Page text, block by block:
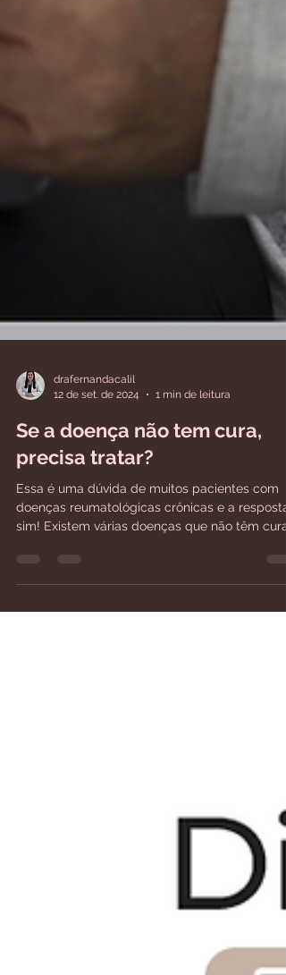
12 de set. de 2024
1 min de leitura
Se a doença não tem cura,
precisa tratar?
Essa é uma dúvida de muitos pacientes com